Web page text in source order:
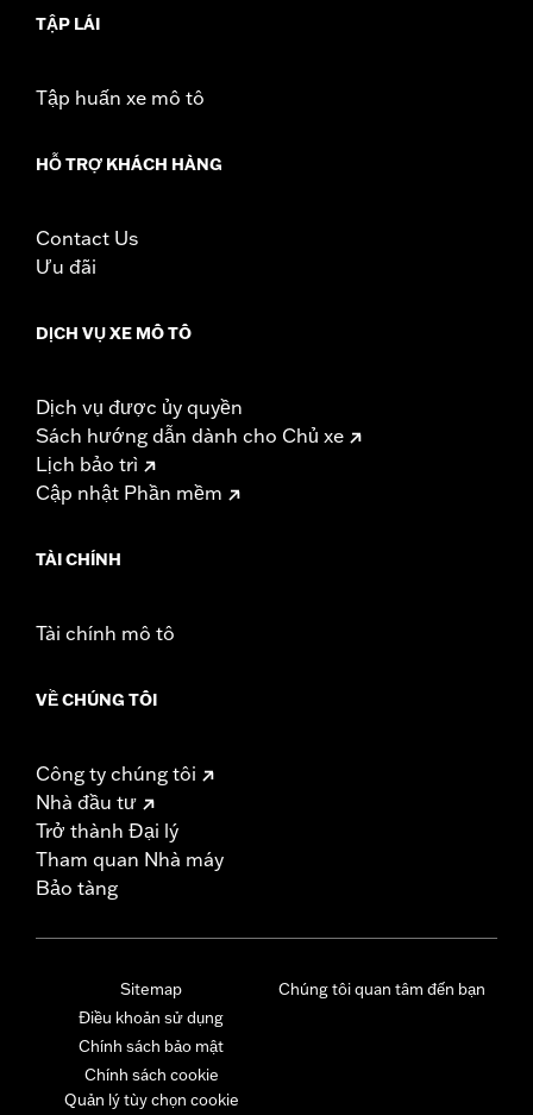
WARRANTY:
d.com/warranty
TẬP LÁI
Tập huấn xe mô tô
HỖ TRỢ KHÁCH HÀNG
Contact Us
Ưu đãi
DỊCH VỤ XE MÔ TÔ
Dịch vụ được ủy quyền
Sách hướng dẫn dành cho Chủ xe
Lịch bảo trì
Cập nhật Phần mềm
TÀI CHÍNH
Tài chính mô tô
VỀ CHÚNG TÔI
Công ty chúng tôi
Nhà đầu tư
Trở thành Đại lý
Tham quan Nhà máy
Bảo tàng
Sitemap
Điều khoản sử dụng
Chính sách bảo mật
Chính sách cookie
Quản lý tùy chọn cookie
Chúng tôi quan tâm đến bạn